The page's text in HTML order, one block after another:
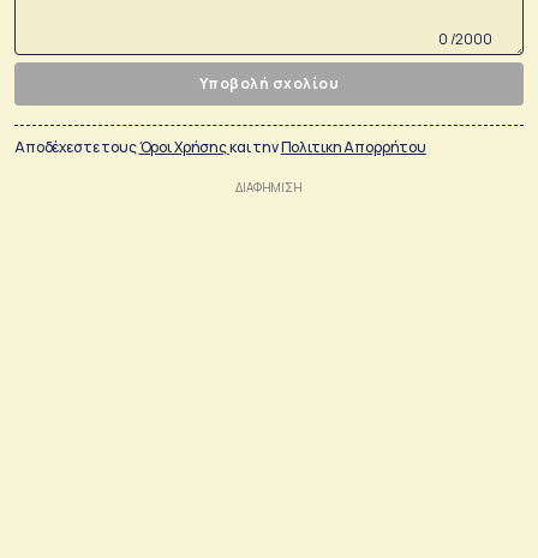
0 /2000
Υποβολή σχολίου
Αποδέχεστε τουςΌροι Χρήσηςκαι τηνΠολιτικη Απορρήτου